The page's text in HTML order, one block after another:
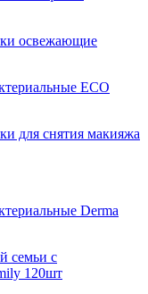
освежающие
ECO
для снятия макияжа
Derma
семьи с
120шт